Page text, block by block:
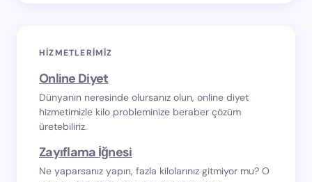
HIZMETLERIMIZ
Online Diyet
Dünyanın neresinde olursanız olun, online diyet
hizmetimizle kilo probleminize beraber çözüm
üretebiliriz.
Zayıflama İğnesi
Ne yaparsanız yapın, fazla kilolarınız gitmiyor mu? O